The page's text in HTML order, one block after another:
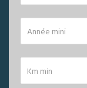
Année mini
Km min